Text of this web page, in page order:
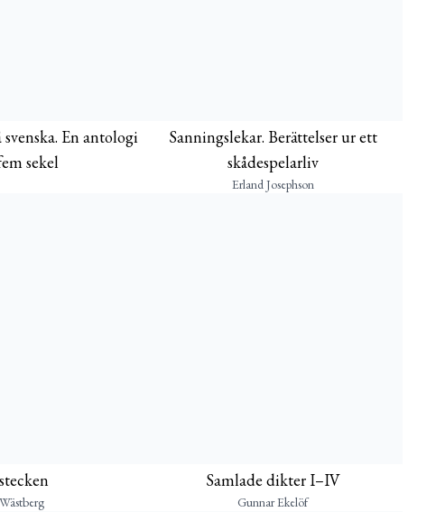
En antologi
sekel
Sanningslekar. Berättelser ur ett
skådespelarliv
Erland Josephson
Samlade dikter I–IV
Gunnar Ekelöf